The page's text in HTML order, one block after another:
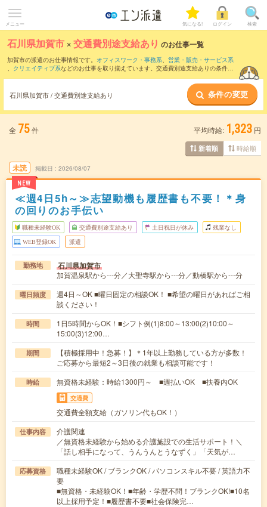
メニュー 気になる! ログイン 検索
石川県加賀市 ×交通費別途支給あり のお仕事一覧
加賀市の派遣のお仕事情報です。 オフィスワーク・事務系、 営業・販売・サービス系
、 クリエイティブ系などのお仕事を取り揃えています。交通費別途支給ありの条件の
石川県加賀市 / 交通費別途支給あり 条件の変更
全 75件 平均時給: 1,323 円
新着順 時給順
未読
NEW
掲載日 2026/08/07
≪週4日5h～≫志望動機も履歴書も不要！＊身
の回りのお手伝い
職種未経験OK 交通費別途支給あり 土日祝日が休み 残業なし
WEB登録OK 派遣
勤務地 石川県加賀市
加賀温泉駅から---分／大聖寺駅から---分／動橋駅から---分
曜日頻度
週4日～OK ■曜日固定の相談OK！ ■希望の曜日があればご相
談ください！
時間
1日5時間からOK！■シフト例(1)8:00～13:00(2)10:00～
15:00(3)12:00…
期間
【積極採用中！急募！】＊1年以上勤務している方が多数！
ご応募から最短2～3日後の就業も相談可能です！
時給 無資格未経験：時給1300円～ ■週払いOK ■扶養内OK
交通費
交通費全額支給（ガソリン代もOK！）
仕事内容
介護関連
／無資格未経験から始める介護施設での生活サポート！＼
「話し相手になって、うんうんとうなずく」「天気が…
応募資格
職種未経験OK / ブランクOK / パソコンスキル不要 / 英語力不
要
■無資格・未経験OK！■年齢・学歴不問！ブランクOK!■10名
以上採用予定！■履歴書不要■社会保険完…